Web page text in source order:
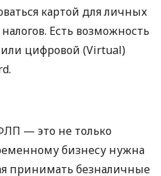
картой для личных
Есть возможность
цифровой (Virtual)
— это не только
бизнесу нужна
принимать безналичные